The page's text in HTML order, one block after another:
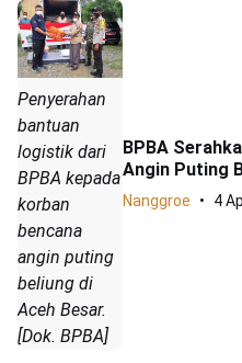
Penyerahan
bantuan
logistik dari
BPBA kepada
korban
bencana
angin puting
beliung di
Aceh Besar.
[Dok. BPBA]
BPBA
Angin Puting
Nanggroe 4